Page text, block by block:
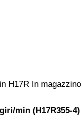
min (H17R355-4)